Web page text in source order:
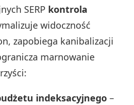
SERP kontrola
widoczność
zapobiega kanibalizacji
marnowanie
indeksacyjnego –